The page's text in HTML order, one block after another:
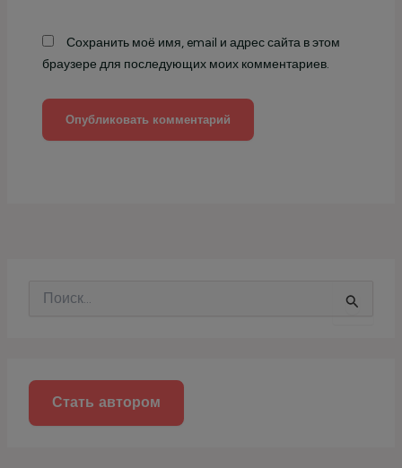
Сохранить моё имя, email и адрес сайта в этом
браузере для последующих моих комментариев.
Стать автором